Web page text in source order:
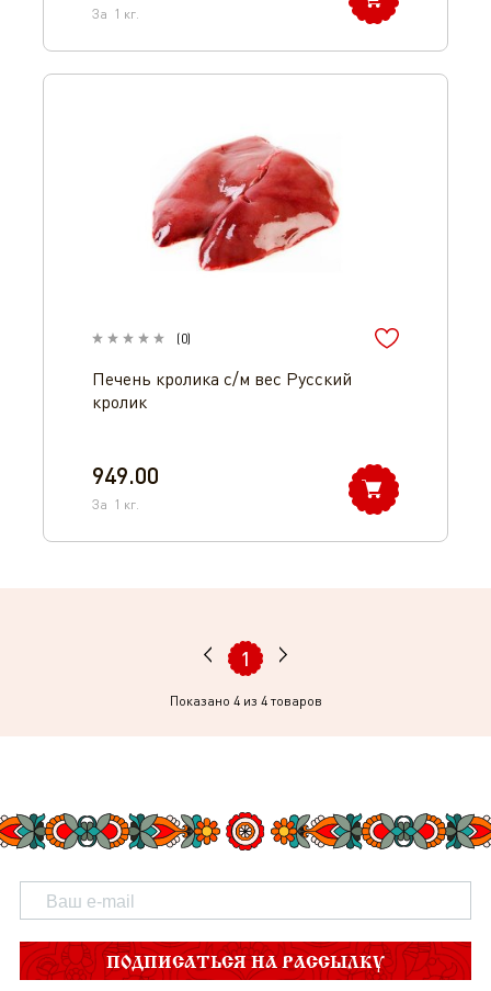
За 1 кг.
(0)
Печень кролика с/м вес Русский
кролик
949.00
За 1 кг.
1
Показано 4из 4 товаров
ПОДПИСАТЬСЯ НА РАССЫЛКУ